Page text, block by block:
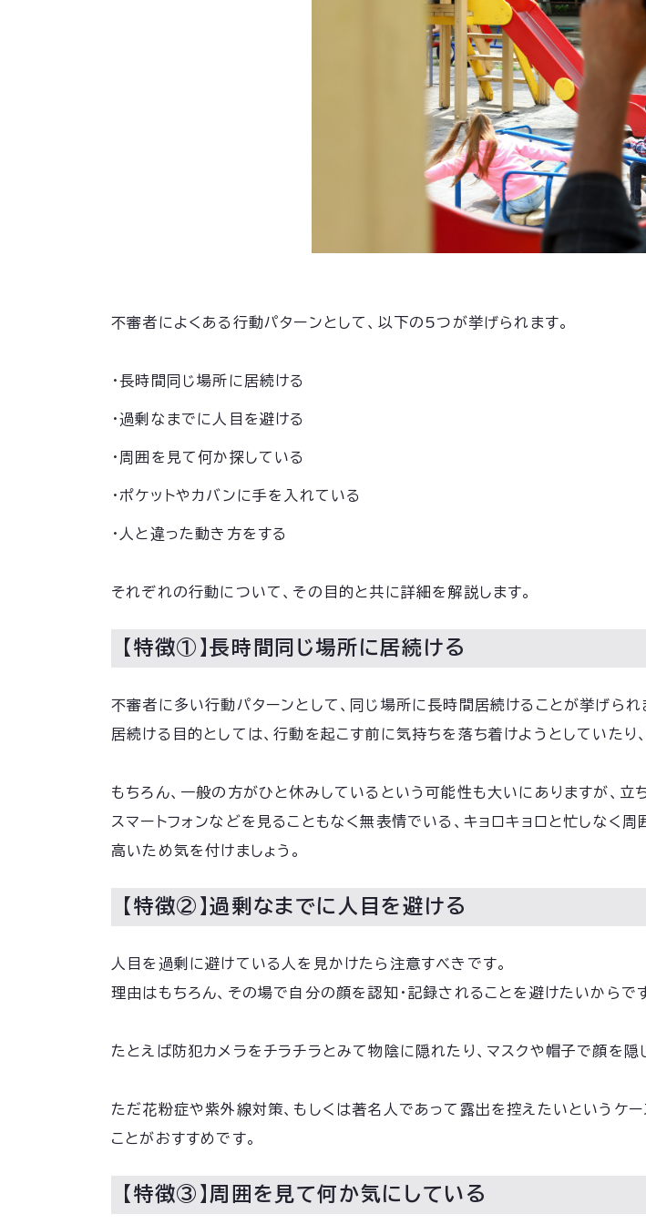
不審者によくある行動パターンとして、以下の5つが挙げられます。
・長時間同じ場所に居続ける
・過剰なまでに人目を避ける
・周囲を見て何か探している
・ポケットやカバンに手を入れている
・人と違った動き方をする
それぞれの行動について、その目的と共に詳細を解説します。
【特徴①】長時間同じ場所に居続ける
不審者に多い行動パターンとして、同じ場所に長時間居続けることが挙げられ
居続ける目的としては、行動を起こす前に気持ちを落ち着けようとしていたり
もちろん、一般の方がひと休みしているという可能性も大いにありますが、立
スマートフォンなどを見ることもなく無表情でいる、キョロキョロと忙しな
高いため気を付けましょう。
【特徴②】過剰なまでに人目を避ける
人目を過剰に避けている人を見かけたら注意すべきです。
理由はもちろん、その場で自分の顔を認知・記録されることを避けたいからです
たとえば防犯カメラをチラチラとみて物陰に隠れたり、マスクや帽子で顔を
ただ花粉症や紫外線対策、もしくは著名人であって露出を控えたいというケ
ことがおすすめです。
【特徴③】周囲を見て何か気にしている